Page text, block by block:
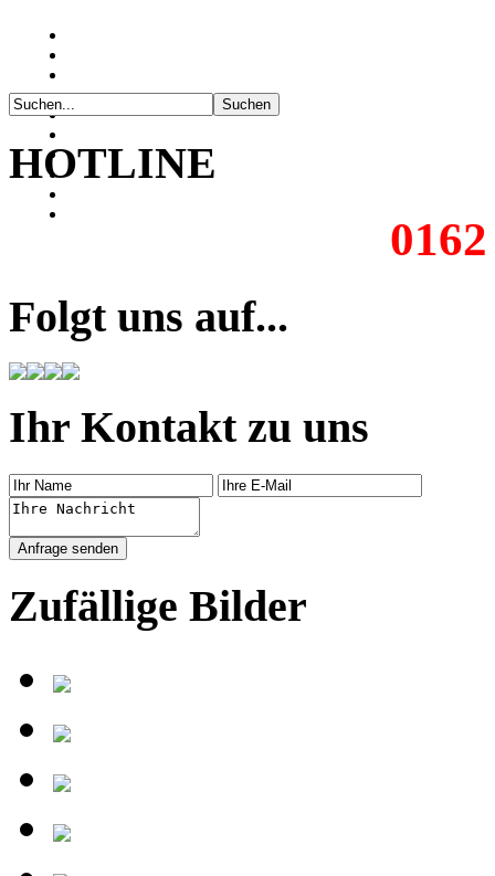
HOTLINE
Folgt uns auf...
Ihr Kontakt zu uns
Zufällige Bilder